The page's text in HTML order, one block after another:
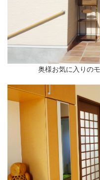
奥様お気に入りの